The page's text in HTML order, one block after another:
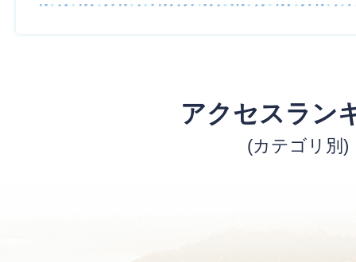
アクセスラン
(カテゴリ別)